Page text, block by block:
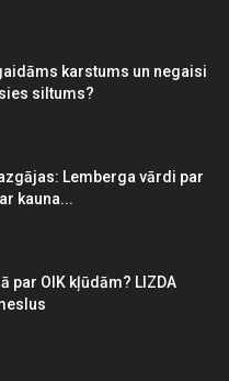
karstums un negaisi
siltums?
Lemberga vārdi par
kauna...
par OIK kļūdām? LIZDA